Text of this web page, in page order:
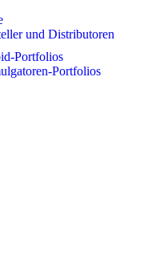
und Distributoren
Portfolios
Portfolios